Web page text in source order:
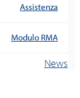
Assistenza
Modulo RMA
News